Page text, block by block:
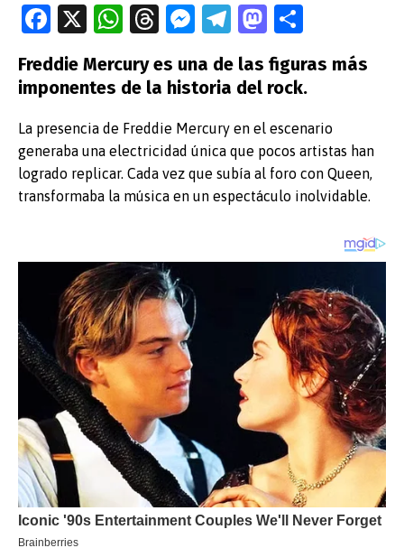
Fa
ce
b
o
o
k
X
W
at
s
A
p
p
T
e
a
ds
M
es
se
n
g
er
T
el
e
gr
a
m
M
as
to
d
o
n
m
p
ar
tir
Freddie Mercury es una de las figuras más
imponentes de la historia del rock.
La presencia de Freddie Mercury en el escenario
generaba una electricidad única que pocos artistas han
logrado replicar. Cada vez que subía al foro con Queen,
transformaba la música en un espectáculo inolvidable.